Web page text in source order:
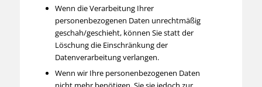
Wenn die Verarbeitung Ihrer
personenbezogenen Daten unrechtmäßig
geschah/geschieht, können Sie statt der
Löschung die Einschränkung der
Datenverarbeitung verlangen.
Wenn wir Ihre personenbezogenen Daten